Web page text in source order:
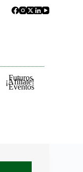
Futuros
Eventos
¡Afíliate!